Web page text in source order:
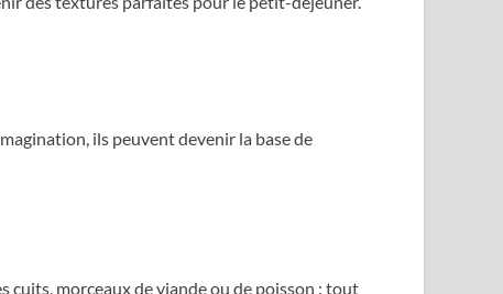
ils peuvent devenir la base de
cuits, morceaux de viande ou de poisson : tout